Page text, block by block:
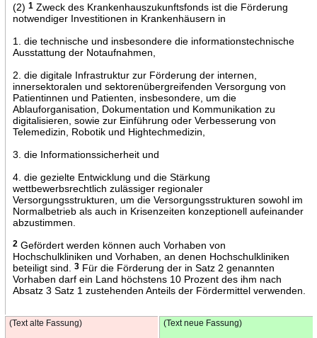
(2) 1Zweck des Krankenhauszukunftsfonds ist die Förderung
notwendiger Investitionen in Krankenhäusern in
1. die technische und insbesondere die informationstechnische
Ausstattung der Notaufnahmen,
2. die digitale Infrastruktur zur Förderung der internen,
innersektoralen und sektorenübergreifenden Versorgung von
Patientinnen und Patienten, insbesondere, um die
Ablauforganisation, Dokumentation und Kommunikation zu
digitalisieren, sowie zur Einführung oder Verbesserung von
Telemedizin, Robotik und Hightechmedizin,
3. die Informationssicherheit und
4. die gezielte Entwicklung und die Stärkung
wettbewerbsrechtlich zulässiger regionaler
Versorgungsstrukturen, um die Versorgungsstrukturen sowohl im
Normalbetrieb als auch in Krisenzeiten konzeptionell aufeinander
abzustimmen.
2Gefördert werden können auch Vorhaben von
Hochschulkliniken und Vorhaben, an denen Hochschulkliniken
beteiligt sind.
3Für die Förderung der in Satz 2 genannten
Vorhaben darf ein Land höchstens 10 Prozent des ihm nach
Absatz 3 Satz 1 zustehenden Anteils der Fördermittel verwenden.
(Text alte Fassung) (Text neue Fassung)